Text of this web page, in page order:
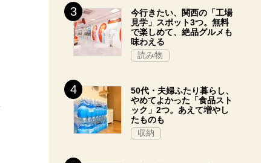
今行きたい、関西の「工場
見学」スポット3つ。無料
で楽しめて、絶品グルメも
味わえる
読み物
50代・夫婦ふたり暮らし、
やめてよかった「食品スト
ック」2つ。あえて増やし
たものも
収納